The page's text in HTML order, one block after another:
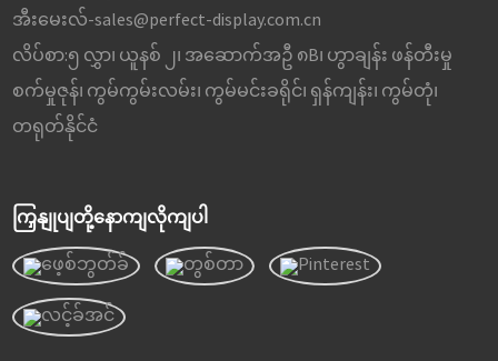
အီးမေးလ်-sales@perfect-display.com.cn
လိပ်စာ:၅ လွှာ၊ ယူနစ် ၂၊ အဆောက်အဦ ၈B၊ ဟွာချန်း ဖန်တီးမှု
စက်မှုဇုန်၊ ကွမ်ကွမ်းလမ်း၊ ကွမ်မင်းခရိုင်၊ ရှန်ကျန်း၊ ကွမ်တုံ၊
တရုတ်နိုင်ငံ
ကြှနျုပျတို့နောကျလိုကျပါ